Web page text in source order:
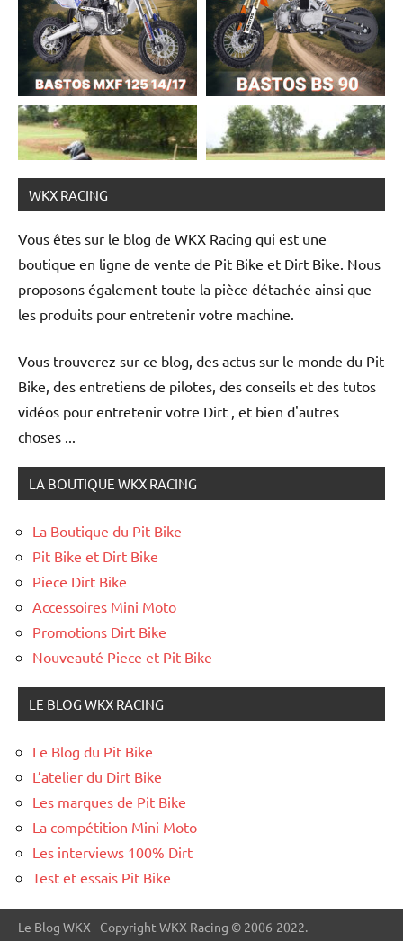
Suivez-nous !
WKX RACING
Vous êtes sur le blog de WKX Racing qui est une
boutique en ligne de vente de Pit Bike et Dirt Bike. Nous
proposons également toute la pièce détachée ainsi que
les produits pour entretenir votre machine.
Vous trouverez sur ce blog, des actus sur le monde du Pit
Bike, des entretiens de pilotes, des conseils et des tutos
vidéos pour entretenir votre Dirt , et bien d'autres
choses ...
LA BOUTIQUE WKX RACING
La Boutique du Pit Bike
Pit Bike et Dirt Bike
Piece Dirt Bike
Accessoires Mini Moto
Promotions Dirt Bike
Nouveauté Piece et Pit Bike
LE BLOG WKX RACING
Le Blog du Pit Bike
L’atelier du Dirt Bike
Les marques de Pit Bike
La compétition Mini Moto
Les interviews 100% Dirt
Test et essais Pit Bike
Le Blog WKX - Copyright WKX Racing © 2006-2022.